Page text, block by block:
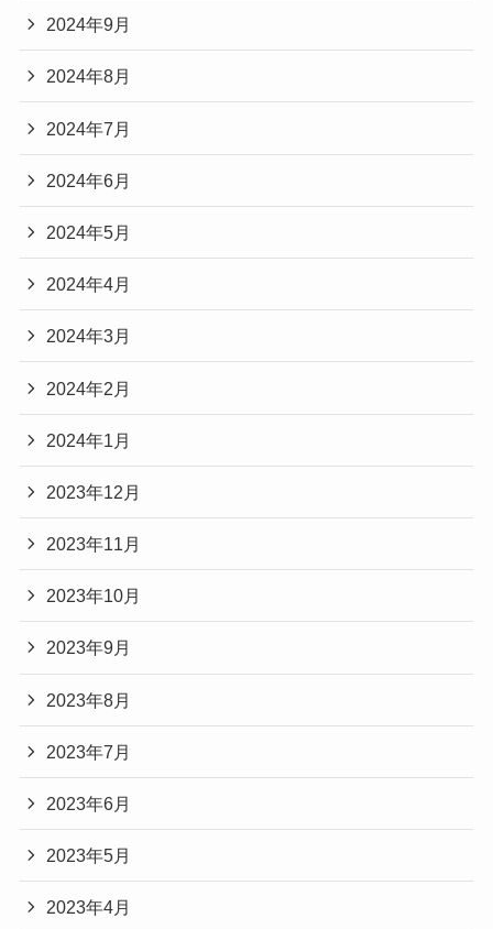
2024年9月
2024年8月
2024年7月
2024年6月
2024年5月
2024年4月
2024年3月
2024年2月
2024年1月
2023年12月
2023年11月
2023年10月
2023年9月
2023年8月
2023年7月
2023年6月
2023年5月
2023年4月